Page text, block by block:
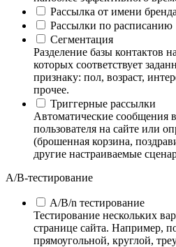
Рассылка от имени бренда
Рассылки по расписанию
Сегментация
Разделение базы контактов
которых соответствует
признаку: пол, возраст,
прочее.
Триггерные рассылки
Автоматические сообщения
пользователя на сайте или
(брошенная корзина,
другие настраиваемые
А/B-тестирование
A/B/n тестирование
Тестирование нескольких
странице сайта. Например,
прямоугольной, круглой,